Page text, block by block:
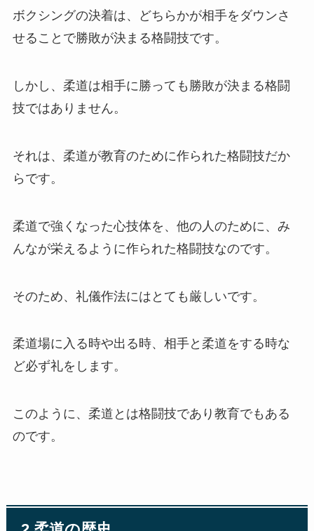
ボクシングの決着は、どちらかが相手をダウンさ
せることで勝敗が決まる格闘技です。
しかし、柔道は相手に勝っても勝敗が決まる格闘
技ではありません。
それは、柔道が教育のために作られた格闘技だか
らです。
柔道で強くなった心技体を、他の人のために、み
んなが栄えるように作られた格闘技なのです。
そのため、礼儀作法にはとても厳しいです。
柔道場に入る時や出る時、相手と柔道をする時な
ど必ず礼をします。
このように、柔道とは格闘技であり教育でもある
のです。